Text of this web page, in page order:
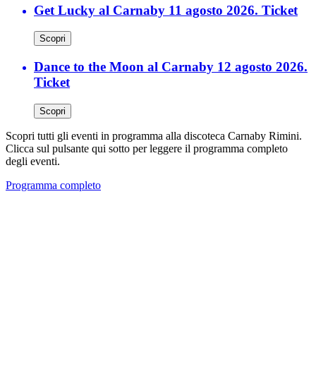
Get Lucky al Carnaby 11 agosto 2026. Ticket
Scopri
Dance to the Moon al Carnaby 12 agosto 2026.
Ticket
Scopri
Scopri tutti gli eventi in programma alla discoteca Carnaby Rimini.
Clicca sul pulsante qui sotto per leggere il programma completo
degli eventi.
Programma completo